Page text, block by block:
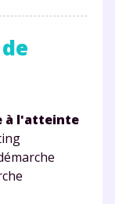
à l'atteinte